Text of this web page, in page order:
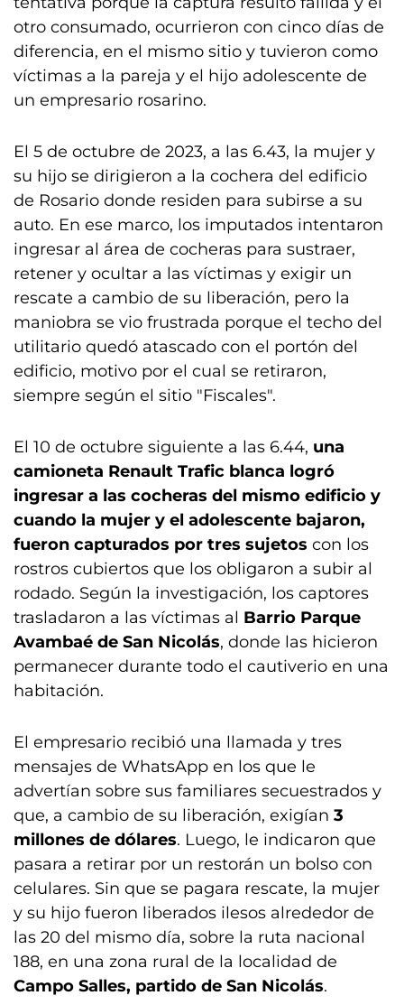
otro consumado, ocurrieron con cinco días de
diferencia, en el mismo sitio y tuvieron como
víctimas a la pareja y el hijo adolescente de
un empresario rosarino.
El 5 de octubre de 2023, a las 6.43, la mujer y
su hijo se dirigieron a la cochera del edificio
de Rosario donde residen para subirse a su
auto. En ese marco, los imputados intentaron
ingresar al área de cocheras para sustraer,
retener y ocultar a las víctimas y exigir un
rescate a cambio de su liberación, pero la
maniobra se vio frustrada porque el techo del
utilitario quedó atascado con el portón del
edificio, motivo por el cual se retiraron,
siempre según el sitio "Fiscales".
El 10 de octubre siguiente a las 6.44, una
camioneta Renault Trafic blanca logró
ingresar a las cocheras del mismo edificio y
cuando la mujer y el adolescente bajaron,
fueron capturados por tres sujetos con los
rostros cubiertos que los obligaron a subir al
rodado. Según la investigación, los captores
trasladaron a las víctimas al Barrio Parque
Avambaé de San Nicolás, donde las hicieron
permanecer durante todo el cautiverio en una
habitación.
El empresario recibió una llamada y tres
mensajes de WhatsApp en los que le
advertían sobre sus familiares secuestrados y
que, a cambio de su liberación, exigían 3
millones de dólares. Luego, le indicaron que
pasara a retirar por un restorán un bolso con
celulares. Sin que se pagara rescate, la mujer
y su hijo fueron liberados ilesos alrededor de
las 20 del mismo día, sobre la ruta nacional
188, en una zona rural de la localidad de
Campo Salles, partido de San Nicolás.